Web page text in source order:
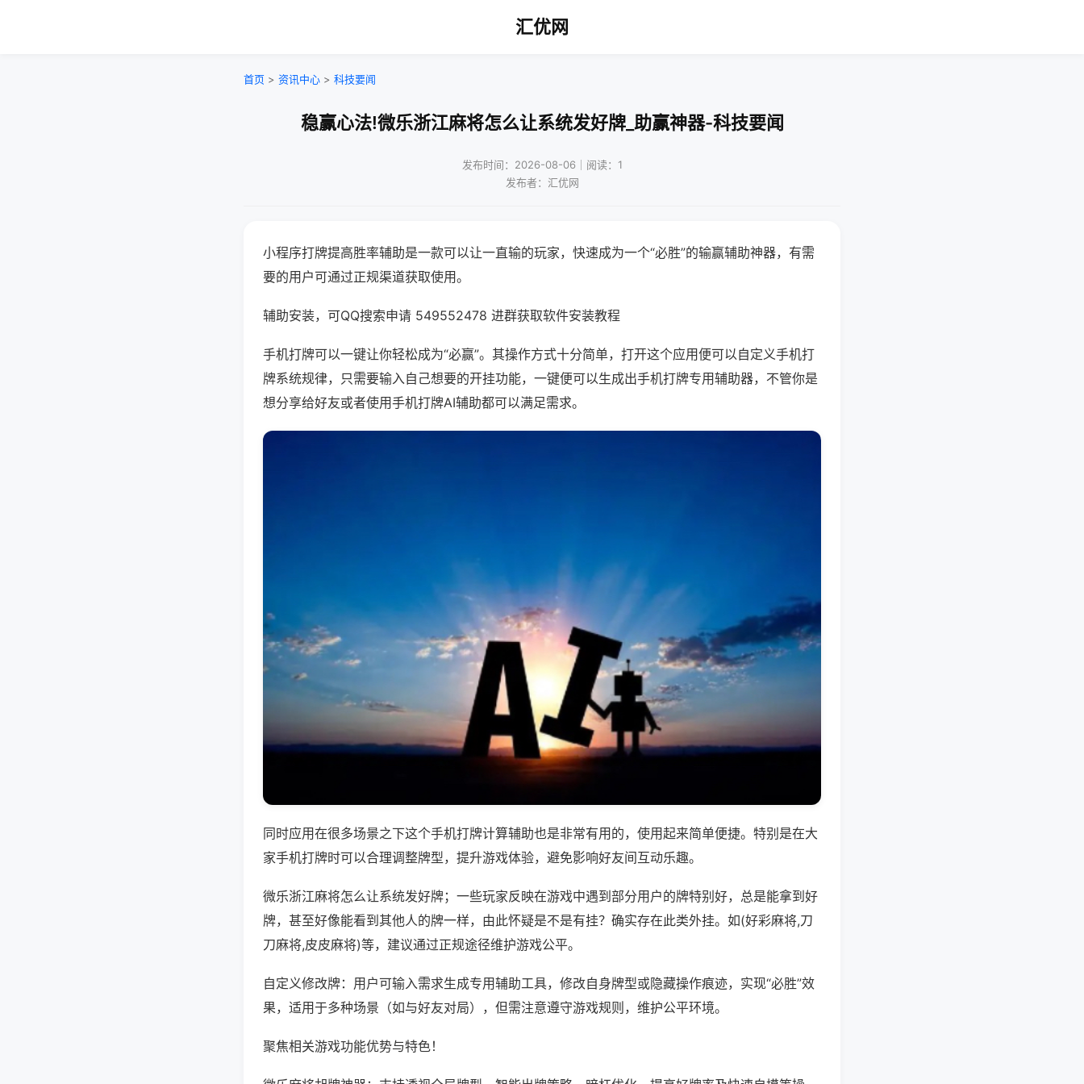
汇优网
首页 > 资讯中心 > 科技要闻
稳赢心法!微乐浙江麻将怎么让系统发好牌_助赢神器-科技要闻
发布时间：2026-08-06｜阅读：1
发布者：汇优网
小程序打牌提高胜率辅助是一款可以让一直输的玩家，快速成为一个“必胜”的输赢辅助神器，有需
要的用户可通过正规渠道获取使用。
辅助安装，可QQ搜索申请 549552478 进群获取软件安装教程
手机打牌可以一键让你轻松成为“必赢”。其操作方式十分简单，打开这个应用便可以自定义手机打
牌系统规律，只需要输入自己想要的开挂功能，一键便可以生成出手机打牌专用辅助器，不管你是
想分享给好友或者使用手机打牌AI辅助都可以满足需求。
同时应用在很多场景之下这个手机打牌计算辅助也是非常有用的，使用起来简单便捷。特别是在大
家手机打牌时可以合理调整牌型，提升游戏体验，避免影响好友间互动乐趣。
微乐浙江麻将怎么让系统发好牌；一些玩家反映在游戏中遇到部分用户的牌特别好，总是能拿到好
牌，甚至好像能看到其他人的牌一样，由此怀疑是不是有挂？确实存在此类外挂。如(好彩麻将,刀
刀麻将,皮皮麻将)等，建议通过正规途径维护游戏公平。
自定义修改牌：用户可输入需求生成专用辅助工具，修改自身牌型或隐藏操作痕迹，实现“必胜”效
果，适用于多种场景（如与好友对局），但需注意遵守游戏规则，维护公平环境。
聚焦相关游戏功能优势与特色！